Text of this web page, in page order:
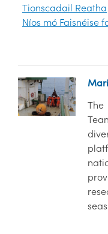
Tionscadail Reatha
Níos mó Faisnéise
The